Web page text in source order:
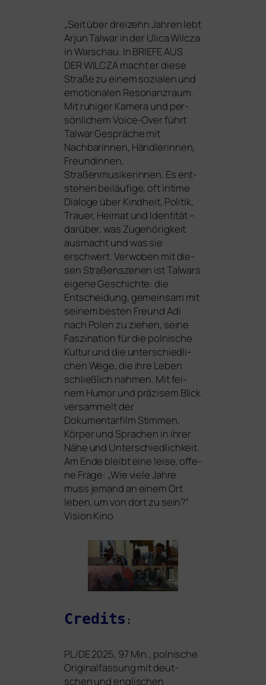
„Seit über drei­zehn Jahren lebt
Arjun Talwar in der Ulica Wilcza
in Warschau. InBRIEFEAUS
DERWILCZAmacht er die­se
Straße zu einem sozia­len und
emo­tio­na­len Resonanzraum.
Mit ruhi­ger Kamera und per­
sön­li­chem Voice-Over führt
Talwar Gespräche mit
Nachbarinnen, Händlerinnen,
Freundinnen,
Straßenmusikerinnen. Es ent­
ste­hen bei­läu­fi­ge, oft inti­me
Dialoge über Kindheit, Politik,
Trauer, Heimat und Identität –
dar­über, was Zugehörigkeit
aus­macht und was sie
erschwert. Verwoben mit die­
sen Straßenszenen ist Talwars
eige­ne Geschichte: die
Entscheidung, gemein­sam mit
sei­nem bes­ten Freund Adi
nach Polen zu zie­hen, sei­ne
Faszination für die pol­ni­sche
Kultur und die unter­schied­li­
chen Wege, die ihre Leben
schließ­lich nah­men. Mit fei­
nem Humor und prä­zi­sem Blick
ver­sam­melt der
Dokumentarfilm Stimmen,
Körper und Sprachen in ihrer
Nähe und Unterschiedlichkeit.
Am Ende bleibt eine lei­se, offe­
ne Frage: „Wie vie­le Jahre
muss jemand an einem Ort
leben, um von dort zu sein?”
Vision Kino
Credits :
PL /DE2025, 97 Min., pol­ni­sche
Originalfassung mit deut­
schen und eng­li­schen